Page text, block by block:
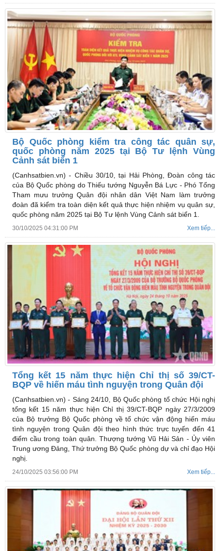
Bộ Quốc phòng kiểm tra công tác quân sự,
quốc phòng năm 2025 tại Bộ Tư lệnh Vùng
Cảnh sát biển 1
(Canhsatbien.vn) - Chiều 30/10, tại Hải Phòng, Đoàn công tác
của Bộ Quốc phòng do Thiếu tướng Nguyễn Bá Lực - Phó Tổng
Tham mưu trưởng Quân đội nhân dân Việt Nam làm trưởng
đoàn đã kiểm tra toàn diện kết quả thực hiện nhiệm vụ quân sự,
quốc phòng năm 2025 tại Bộ Tư lệnh Vùng Cảnh sát biển 1.
30/10/2025 04:31:00 PM Xem tiếp...
Tổng kết 15 năm thực hiện Chỉ thị số 39/CT-
BQP về hiến máu tình nguyện trong Quân đội
(Canhsatbien.vn) - Sáng 24/10, Bộ Quốc phòng tổ chức Hội nghị
tổng kết 15 năm thực hiện Chỉ thị 39/CT-BQP ngày 27/3/2009
của Bộ trưởng Bộ Quốc phòng về tổ chức vận động hiến máu
tình nguyện trong Quân đội theo hình thức trực tuyến đến 41
điểm cầu trong toàn quân. Thượng tướng Vũ Hải Sản - Ủy viên
Trung ương Đảng, Thứ trưởng Bộ Quốc phòng dự và chỉ đạo Hội
nghị.
24/10/2025 03:56:00 PM Xem tiếp...